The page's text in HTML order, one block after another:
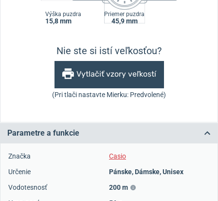
Výška puzdra
15,8 mm
Priemer puzdra
45,9 mm
Nie ste si istí veľkosťou?
Vytlačiť vzory veľkostí
(Pri tlači nastavte Mierku: Predvolené)
Parametre a funkcie
Značka
Casio
Určenie
Pánske, Dámske,Unisex
Vodotesnosť
200 m